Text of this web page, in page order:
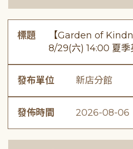
標題
【Garden of
8/29(六) 14:00 夏季
發布單位 新店分館
發佈時間 2026-08-06